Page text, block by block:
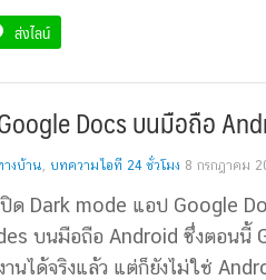
ส่งไลน์
Docs บนมือถือ
างบ้าน, บทความไอที 24 ชั่วโมง 8 กรกฎาคม
ปิด Dark mode แอป Google
บนมือถือ Android ซึ่งตอนนี้
านได้จริงแล้ว แต่ก็ยังไม่ใช่